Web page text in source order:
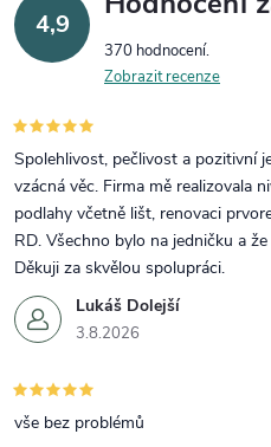
4,9
370 hodnocení
Zobrazit recenze
Lukáš Dolejší
3.8.2026
Spolehlivost, pečlivost a pozitivní
vzácná věc. Firma mě realizovala
podlahy včetně lišt, renovaci
RD. Všechno bylo na jedničku a
Děkuji za skvělou spolupráci.
vše bez problémů